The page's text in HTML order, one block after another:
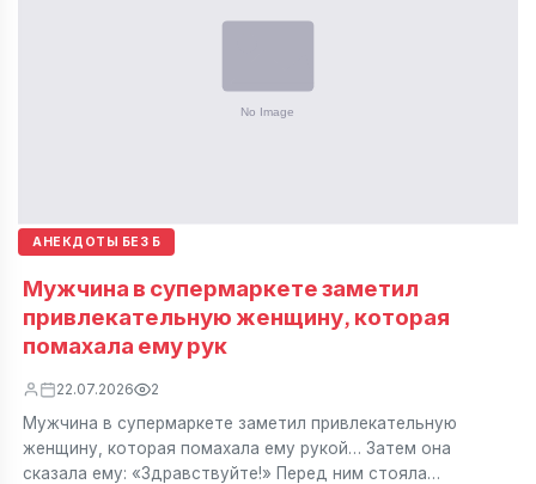
АНЕКДОТЫ БЕЗ Б
Мужчина в супермаркете заметил
привлекательную женщину, которая
помахала ему рук
22.07.2026 2
Мужчина в супермаркете заметил привлекательную
женщину, которая помахала ему рукой… Затем она
сказала ему: «Здравствуйте!» Перед ним стояла…